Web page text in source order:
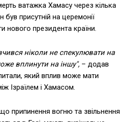
ватажка Хамасу через кілька
був присутній на церемонії
нового президента країни.
ніколи не спекулювати на
вплинути на іншу", – додав
який вплив може мати
Ізраїлем і Хамасом.
припинення вогню та звільнення